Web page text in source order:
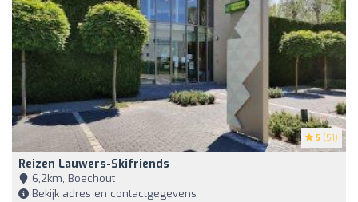
5 (51)
Reizen Lauwers-Skifriends
6,2km, Boechout
Bekijk adres en contactgegevens